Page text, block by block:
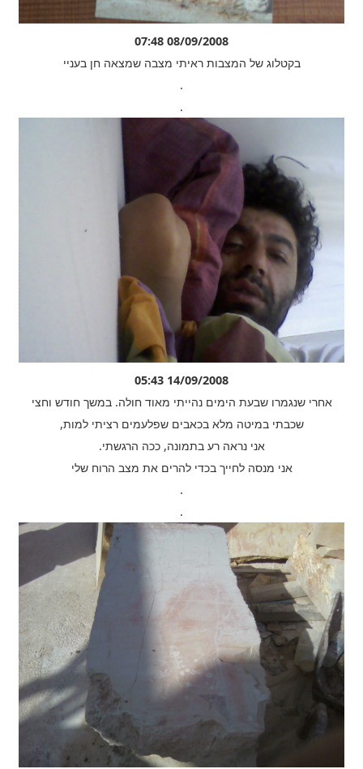
08/09/2008 07:48
בקטלוג של המצבות ראיתי מצבה שמצאה חן בעניי
.
.
14/09/2008 05:43
אחרי שנגמרו שבעת הימים נהייתי מאוד חולה. במשך חודש וחצי
שכבתי במיטה מלא בכאבים שפלעמים רציתי למות,
אני נראה רע בתמונה, ככה הרגשתי.
אני מנסה לחייך בכדי להרים את מצב הרוח שלי
.
.